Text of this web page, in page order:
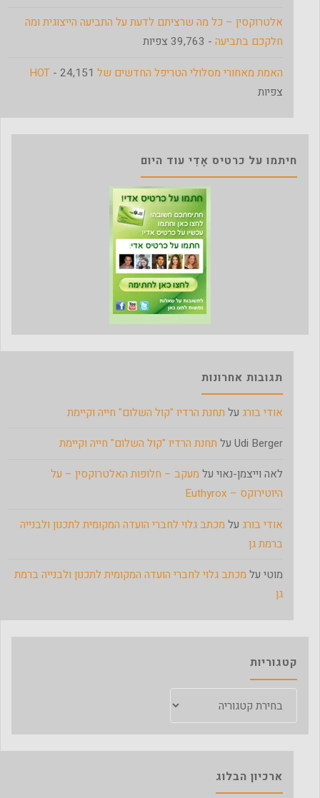
אלטרוקסין – כל מה שרציתם לדעת על התביעה הייצוגית ומה
חלקכם בתביעה - 39,763 צפיות
האמת מאחורי מסלולי הטריפל החדשים של HOT - 24,151
צפיות
חיתמו על כרטיס אָדִי עוד היום
תגובות אחרונות
אודי בורג על תחנת הרדיו "קול השלום" חייה וקיימת
Udi Berger על תחנת הרדיו "קול השלום" חייה וקיימת
לאה וייצמן-נאוי על מעקב – חלופות האלטרוקסין – על
היוטירוקס – Euthyrox
אודי בורג על מכתב גלוי לחברי הועדה המקומית לתכנון ולבנייה
ברמת גן
מוטי על מכתב גלוי לחברי הועדה המקומית לתכנון ולבנייה ברמת
גן
קטגוריות
ארכיון הבלוג